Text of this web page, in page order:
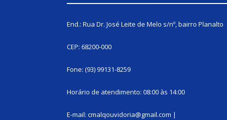
End.: Rua Dr. José Leite de Melo s/nº, bairro Planalto
CEP: 68200-000
Fone: (93) 99131-8259
Horário de atendimento: 08:00 às 14:00
E-mail: cmalqouvidoria@gmail.com |